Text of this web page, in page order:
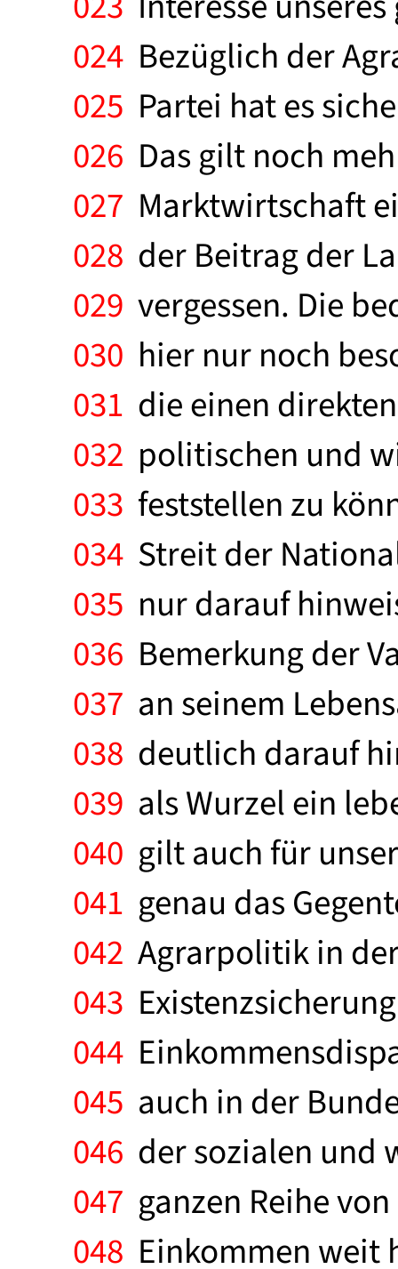
024 Bezüglich der
025 Partei hat es
026 Das gilt noch
027 Marktwirtschaft
028 der Beitrag der
029 vergessen. Die
030 hier nur noch
031 die einen
032 politischen und
033 feststellen zu
034 Streit der
035 nur darauf
036 Bemerkung der
037 an seinem
038 deutlich darauf
039 als Wurzel ein
040 gilt auch für
041 genau das
042 Agrarpolitik in
043
044
045 auch in der
046 der sozialen und
047 ganzen Reihe
048 Einkommen weit